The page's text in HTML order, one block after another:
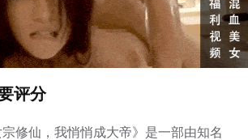
评分
修仙，我悄悄成大帝》是一部由知名